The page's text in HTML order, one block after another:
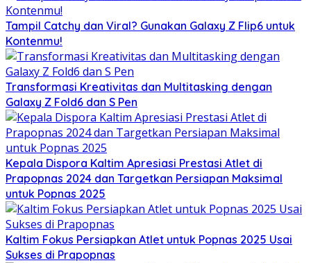
Tampil Catchy dan Viral? Gunakan Galaxy Z Flip6 untuk
Kontenmu!
Transformasi Kreativitas dan Multitasking dengan
Galaxy Z Fold6 dan S Pen
Kepala Dispora Kaltim Apresiasi Prestasi Atlet di
Prapopnas 2024 dan Targetkan Persiapan Maksimal
untuk Popnas 2025
Kaltim Fokus Persiapkan Atlet untuk Popnas 2025 Usai
Sukses di Prapopnas